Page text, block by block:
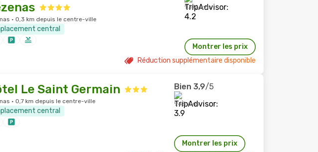
· 0,3 km depuis le centre-ville
central
1 372 avis
Montrer les prix
Réduction supplémentaire disponible
Le Saint Germain
· 0,7 km depuis le centre-ville
central
Bien 3,9/5
948 avis
Montrer les prix